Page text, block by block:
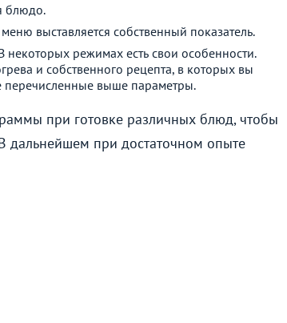
блюдо.
выставляется собственный показатель.
некоторых режимах есть свои особенности.
и собственного рецепта, в которых вы
перечисленные выше параметры.
при готовке различных блюд, чтобы
дальнейшем при достаточном опыте